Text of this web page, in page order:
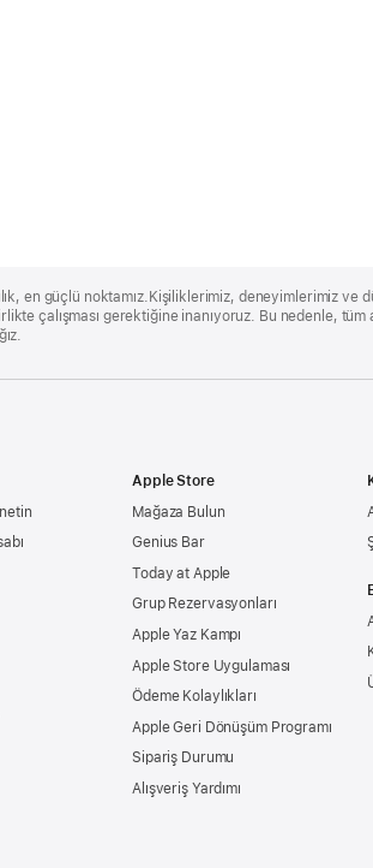
en güçlü noktamız.Kişiliklerimiz, deneyimlerimiz
çalışması gerektiğine inanıyoruz. Bu nedenle,
Apple Store
Mağaza Bulun
Genius Bar
Today at Apple
Grup Rezervasyonları
Apple Yaz Kampı
Apple Store Uygulaması
Ödeme Kolaylıkları
Apple Geri Dönüşüm Programı
Sipariş Durumu
Alışveriş Yardımı